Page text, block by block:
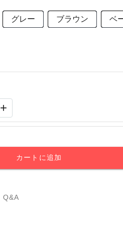
グレー ブラウン ベ
+
カートに追加
Q&A